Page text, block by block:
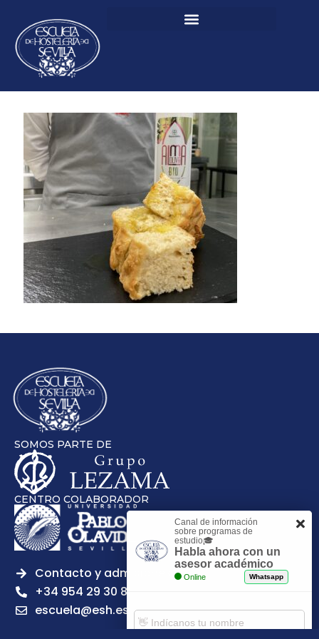
SOMOS PARTE DE
CENTRO COLABORADOR
Contacto y admisiones
+34 954 29 30 81
escuela@esh.es
Canal de información
sobre programas de
estudio🎓
Habla ahora con un
asesor académico
Online Whatsapp